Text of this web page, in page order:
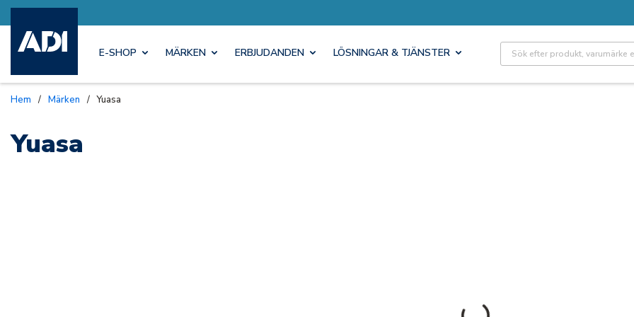
E-SHOP MÄRKEN ERBJUDANDEN LÖSNINGAR & TJÄNSTER Site Search
Hem / Märken / Yuasa
Yuasa